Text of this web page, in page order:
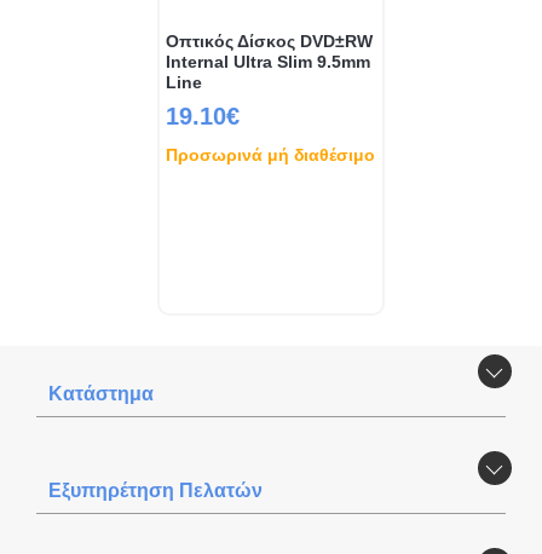
Οπτικός Δίσκος DVD±RW
Internal Ultra Slim 9.5mm
Line
19.10€
Προσωρινά μή διαθέσιμο
Κατάστημα
Εξυπηρέτηση Πελατών